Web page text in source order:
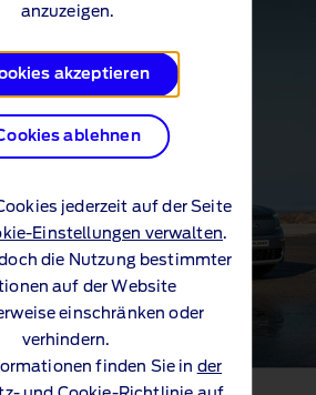
anzuzeigen.
akzeptieren
ablehnen
jederzeit auf der Seite
Einstellungen verwalten.
die Nutzung bestimmter
auf der Website
einschränken oder
verhindern.
finden Sie in der